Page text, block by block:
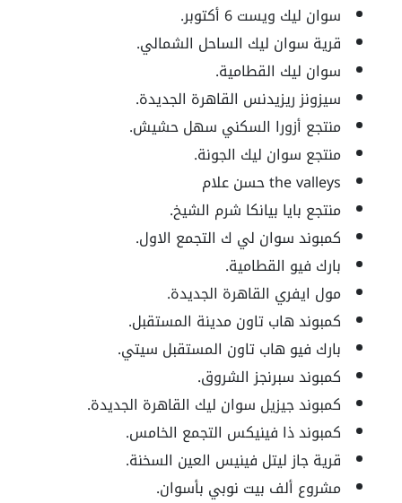
سوان ليك ويست 6 أكتوبر.
قرية سوان ليك الساحل الشمالي.
سوان ليك القطامية.
سيزونز ريزيدنس القاهرة الجديدة.
منتجع أزورا السكني سهل حشيش.
منتجع سوان ليك الجونة.
the valleys حسن علام
منتجع بايا بيانكا شرم الشيخ.
كمبوند سوان لي ك التجمع الاول.
بارك فيو القطامية.
مول ايفري القاهرة الجديدة.
كمبوند هاب تاون مدينة المستقبل.
بارك فيو هاب تاون المستقبل سيتي.
كمبوند سبرنجز الشروق.
كمبوند جيزيل سوان ليك القاهرة الجديدة.
كمبوند ذا فينيكس التجمع الخامس.
قرية جاز ليتل فينيس العين السخنة.
مشروع ألف بيت نوبي بأسوان.